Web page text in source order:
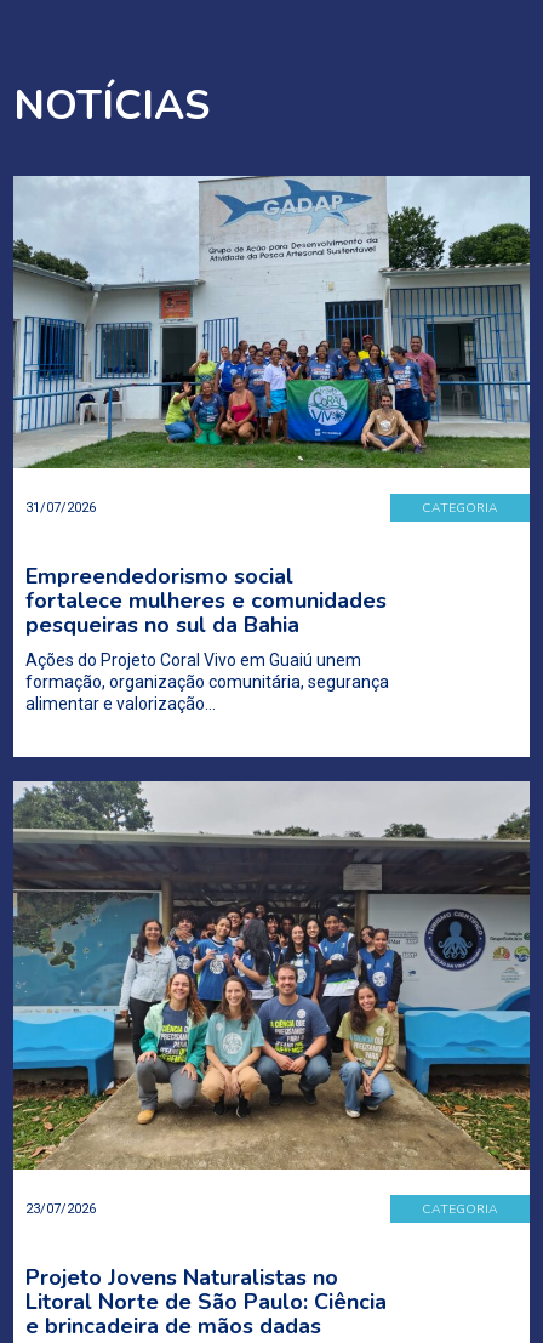
NOTÍCIAS
31/07/2026 CATEGORIA
Empreendedorismo social
fortalece mulheres e comunidades
pesqueiras no sul da Bahia
Ações do Projeto Coral Vivo em Guaiú unem
formação, organização comunitária, segurança
alimentar e valorização…
23/07/2026 CATEGORIA
Projeto Jovens Naturalistas no
Litoral Norte de São Paulo: Ciência
e brincadeira de mãos dadas